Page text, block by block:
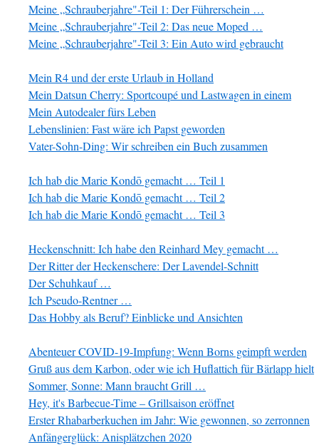
Meine „Schrauberjahre"-Teil 1: Der Führerschein …
Meine „Schrauberjahre"-Teil 2: Das neue Moped …
Meine „Schrauberjahre"-Teil 3: Ein Auto wird gebraucht
Mein R4 und der erste Urlaub in Holland
Mein Datsun Cherry: Sportcoupé und Lastwagen in einem
Mein Autodealer fürs Leben
Lebenslinien: Fast wäre ich Papst geworden
Vater-Sohn-Ding: Wir schreiben ein Buch zusammen
Ich hab die Marie Kondō gemacht … Teil 1
Ich hab die Marie Kondō gemacht … Teil 2
Ich hab die Marie Kondō gemacht … Teil 3
Heckenschnitt: Ich habe den Reinhard Mey gemacht …
Der Ritter der Heckenschere: Der Lavendel-Schnitt
Der Schuhkauf …
Ich Pseudo-Rentner …
Das Hobby als Beruf? Einblicke und Ansichten
Abenteuer COVID-19-Impfung: Wenn Borns geimpft werden
Gruß aus dem Karbon, oder wie ich Huflattich für Bärlapp hielt
Sommer, Sonne: Mann braucht Grill …
Hey, it's Barbecue-Time – Grillsaison eröffnet
Erster Rhabarberkuchen im Jahr: Wie gewonnen, so zerronnen
Anfängerglück: Anisplätzchen 2020